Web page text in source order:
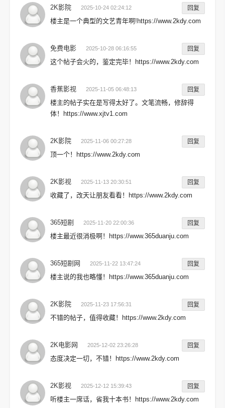
2K影院 2025-10-24 02:24:12 回复
楼主是一个典型的文艺青年啊!https://www.2kdy.com
免费电影 2025-10-28 06:16:55 回复
这个帖子会火的，鉴定完毕！https://www.2kdy.com
香蕉影视 2025-11-05 06:48:13 回复
楼主的帖子实在是写得太好了。文笔流畅，修辞得
体！https://www.xjtv1.com
2K影院 2025-11-06 00:27:28 回复
顶一个！https://www.2kdy.com
2K影视 2025-11-13 20:30:51 回复
收藏了，改天让朋友看看！https://www.2kdy.com
365短剧 2025-11-20 22:00:36 回复
楼主最近很消极啊！https://www.365duanju.com
365短剧网 2025-11-22 13:47:24 回复
楼主说的我也略懂！https://www.365duanju.com
2K影院 2025-11-23 17:56:31 回复
不错的帖子，值得收藏！https://www.2kdy.com
2K电影网 2025-12-02 23:26:28 回复
态度决定一切，不错！https://www.2kdy.com
2K影视 2025-12-12 15:39:43 回复
听楼主一席话，省我十本书！https://www.2kdy.com